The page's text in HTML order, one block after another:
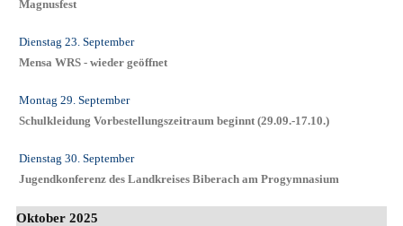
Magnusfest
Dienstag 23. September
Mensa WRS - wieder geöffnet
Montag 29. September
Schulkleidung Vorbestellungszeitraum beginnt (29.09.-17.10.)
Dienstag 30. September
Jugendkonferenz des Landkreises Biberach am Progymnasium
Oktober 2025